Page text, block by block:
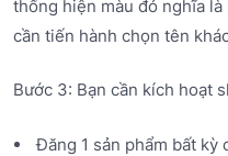
thống hiện màu đỏ nghĩa
cần tiến hành chọn tên
Bước 3: Bạn cần kích hoạt
Đăng 1 sản phẩm bất kỳ